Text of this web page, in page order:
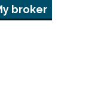
broker